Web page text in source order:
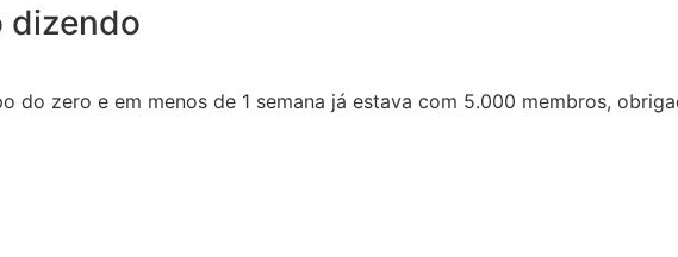
dizendo
do zero e em menos de 1 semana já estava com 5.000 membros,